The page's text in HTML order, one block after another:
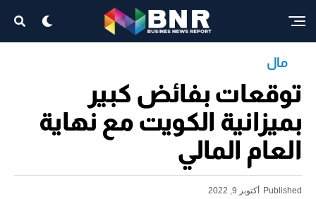
مال
توقعات بفائض كبير
بميزانية الكويت مع نهاية
العام المالي
Published أكتوبر 9, 2022